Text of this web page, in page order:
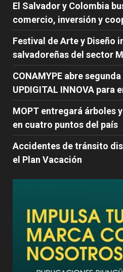
El Salvador y Colombia
comercio, inversión y
Festival de Arte y Diseño
salvadoreñas del sector
CONAMYPE abre
UPDIGITAL INNOVA para
MOPT entregará árboles
en cuatro puntos del país
Accidentes de tránsito
el Plan Vacación